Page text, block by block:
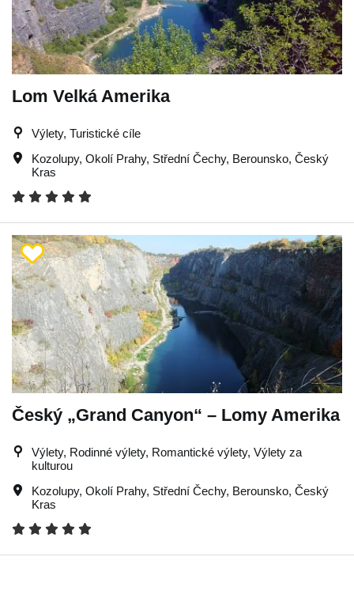
Lom Velká Amerika
Výlety, Turistické cíle
Kozolupy, Okolí Prahy, Střední Čechy, Berounsko, Český
Kras
Český „Grand Canyon“ – Lomy Amerika
Výlety, Rodinné výlety, Romantické výlety, Výlety za
kulturou
Kozolupy, Okolí Prahy, Střední Čechy, Berounsko, Český
Kras